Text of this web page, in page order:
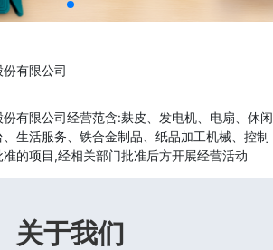
有限公司
有限公司经营范含:麸皮、发电机、电扇、休闲
生活服务、铁合金制品、纸品加工机械、控制
的项目,经相关部门批准后方开展经营活动
关于我们